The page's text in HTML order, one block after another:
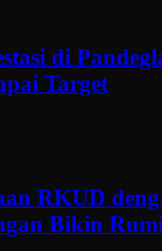
di
Target
RKUD
Bikin